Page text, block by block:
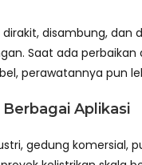
disambung, dan
Saat ada perbaikan
perawatannya pun
Aplikasi
gedung komersial,